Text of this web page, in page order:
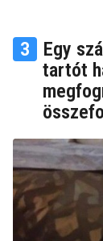
3
Egy
tartót